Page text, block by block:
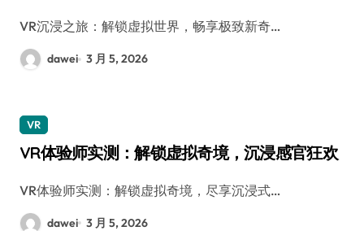
VR沉浸之旅：解锁虚拟世界，畅享极致新奇…
dawei 3 月 5, 2026
VR
VR体验师实测：解锁虚拟奇境，沉浸感官狂欢
VR体验师实测：解锁虚拟奇境，尽享沉浸式…
dawei 3 月 5, 2026